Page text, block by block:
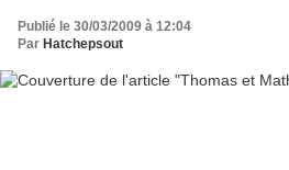
Publié le 30/03/2009 à 12:04
Par Hatchepsout